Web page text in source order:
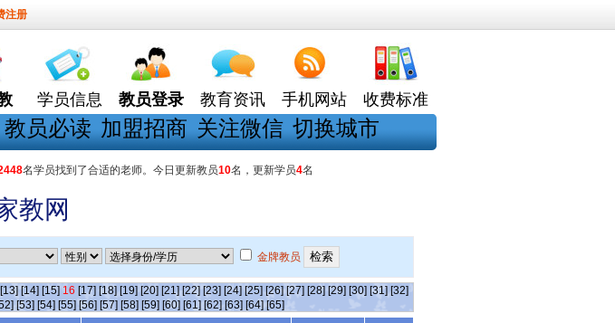
注册
学员信息 教员登录 教育资讯 手机网站 收费标准
教员必读 加盟招商 关注微信 切换城市
名学员找到了合适的老师。今日更新教员10名，更新学员4名
教网
金牌教员
[13] [14] [15] 16 [17] [18] [19] [20] [21] [22] [23] [24] [25] [26] [27] [28] [29] [30] [31] [32]
[53] [54] [55] [56] [57] [58] [59] [60] [61] [62] [63] [64] [65]